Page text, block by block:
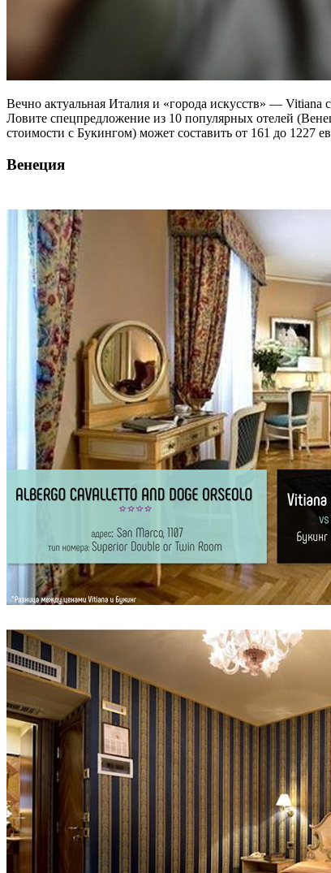
Вечно актуальная Италия и «города искусств» — Vitiana
Ловите спецпредложение из 10 популярных отелей
стоимости с Букингом) может составить от 161 до 1227
Венеция